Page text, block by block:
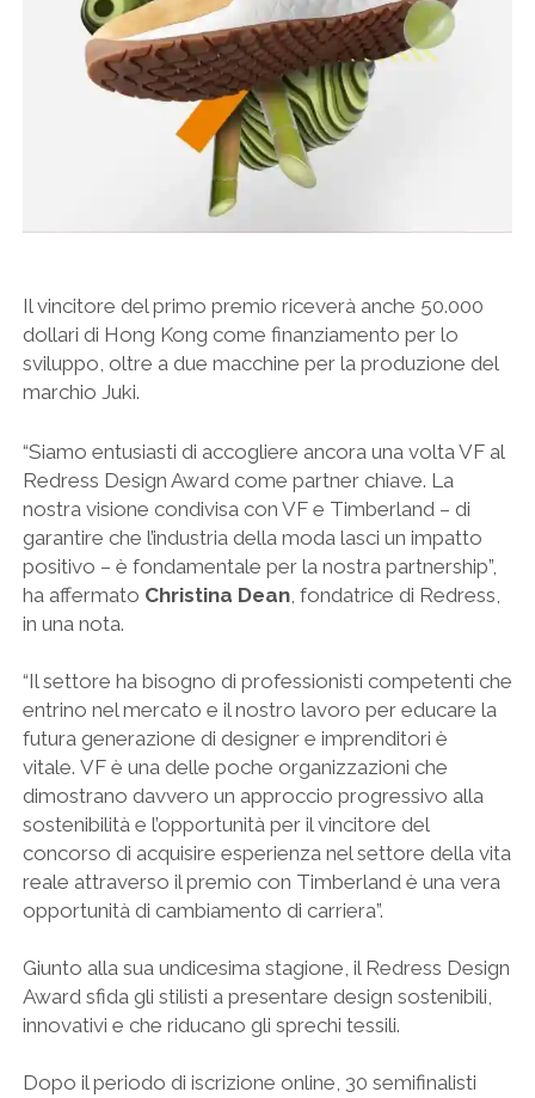
Il vincitore del primo premio riceverà anche 50.000
dollari di Hong Kong come finanziamento per lo
sviluppo, oltre a due macchine per la produzione del
marchio Juki.
“Siamo entusiasti di accogliere ancora una volta VF al
Redress Design Award come partner chiave. La
nostra visione condivisa con VF e Timberland – di
garantire che l’industria della moda lasci un impatto
positivo – è fondamentale per la nostra partnership”,
ha affermato Christina Dean, fondatrice di Redress,
in una nota.
“Il settore ha bisogno di professionisti competenti che
entrino nel mercato e il nostro lavoro per educare la
futura generazione di designer e imprenditori è
vitale. VF è una delle poche organizzazioni che
dimostrano davvero un approccio progressivo alla
sostenibilità e l’opportunità per il vincitore del
concorso di acquisire esperienza nel settore della vita
reale attraverso il premio con Timberland è una vera
opportunità di cambiamento di carriera”.
Giunto alla sua undicesima stagione, il Redress Design
Award sfida gli stilisti a presentare design sostenibili,
innovativi e che riducano gli sprechi tessili.
Dopo il periodo di iscrizione online, 30 semifinalisti